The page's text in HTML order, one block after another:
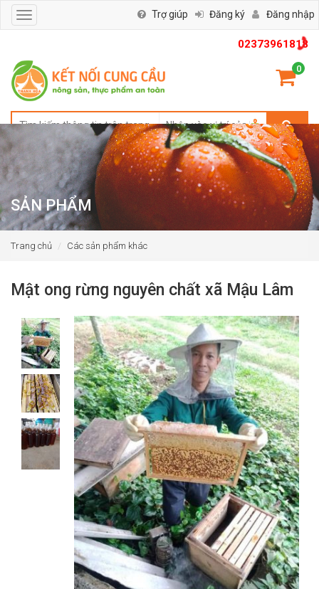
02373961818
0
Toggle
navigation
Trợ giúp Đăng ký Đăng nhập
SẢN PHẨM
Trang chủ Các sản phẩm khác
Mật ong rừng nguyên chất xã Mậu Lâm